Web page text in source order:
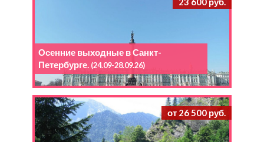
Осенние выходные в Санкт-
Петербурге. (24.09-28.09.26)
от 26 500 руб.